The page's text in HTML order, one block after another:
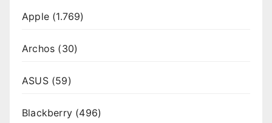
Apple (1.769)
Archos (30)
ASUS(59)
Blackberry (496)